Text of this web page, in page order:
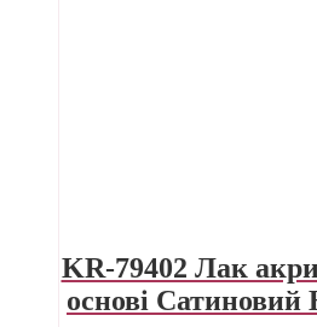
KR-79402 Лак
основі